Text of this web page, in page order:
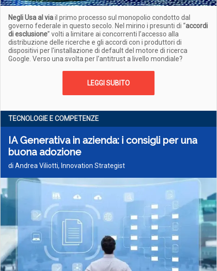
Negli Usa al viail primo processo sul monopolio condotto dal
governo federale in questo secolo. Nel mirino i presunti di “accordi
di esclusione” volti a limitare ai concorrenti l’accesso alla
distribuzione delle ricerche e gli accordi con i produttori di
dispositivi per l'installazione di default del motore di ricerca
Google. Verso una svolta per l'antitrust a livello mondiale?
LEGGI SUBITO
TECNOLOGIE E COMPETENZE
IA Generativa in azienda: i consigli per una
buona adozione
di Andrea Viliotti, Innovation Strategist